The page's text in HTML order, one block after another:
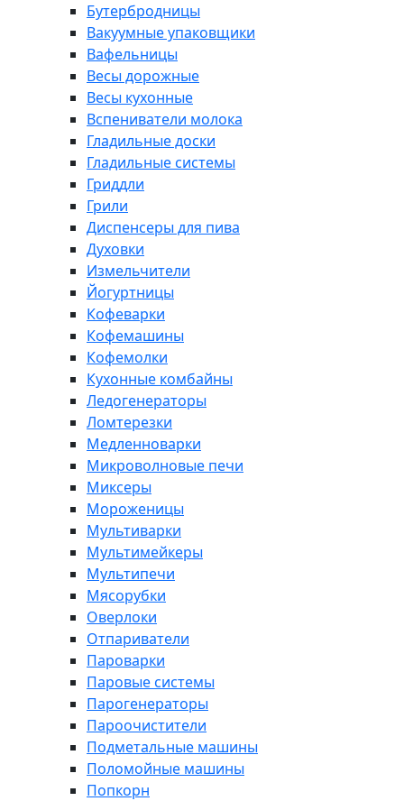
Бутербродницы
Вакуумные упаковщики
Вафельницы
Весы дорожные
Весы кухонные
Вспениватели молока
Гладильные доски
Гладильные системы
Гриддли
Грили
Диспенсеры для пива
Духовки
Измельчители
Йогуртницы
Кофеварки
Кофемашины
Кофемолки
Кухонные комбайны
Ледогенераторы
Ломтерезки
Медленноварки
Микроволновые печи
Миксеры
Мороженицы
Мультиварки
Мультимейкеры
Мультипечи
Мясорубки
Оверлоки
Отпариватели
Пароварки
Паровые системы
Парогенераторы
Пароочистители
Подметальные машины
Поломойные машины
Попкорн